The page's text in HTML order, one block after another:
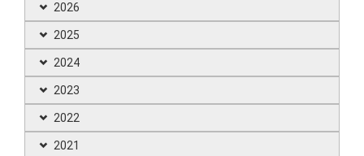
2026
2025
2024
2023
2022
2021